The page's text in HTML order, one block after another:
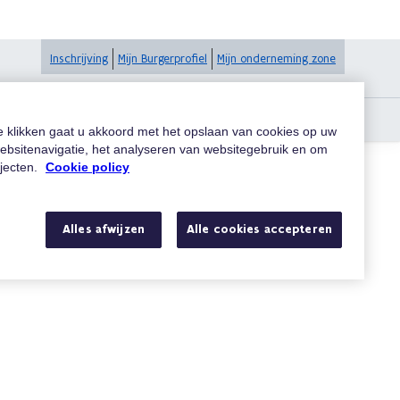
Inschrijving Mijn Burgerprofiel Mijn onderneming zone
Zoeken
klikken gaat u akkoord met het opslaan van cookies op uw
het analyseren van websitegebruik en om
Cookie policy
Alles afwijzen Alle cookies accepteren